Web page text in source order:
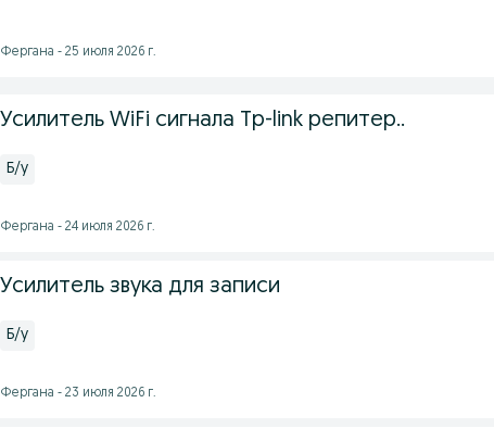
Фергана - 25 июля 2026 г.
Усилитель WiFi сигнала Tp-link репитер..
Б/у
Фергана - 24 июля 2026 г.
Усилитель звука для записи
Б/у
Фергана - 23 июля 2026 г.